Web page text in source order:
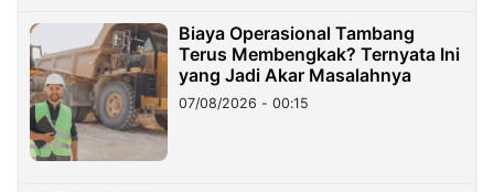
Biaya Operasional Tambang
Terus Membengkak? Ternyata Ini
yang Jadi Akar Masalahnya
07/08/2026 - 00:15